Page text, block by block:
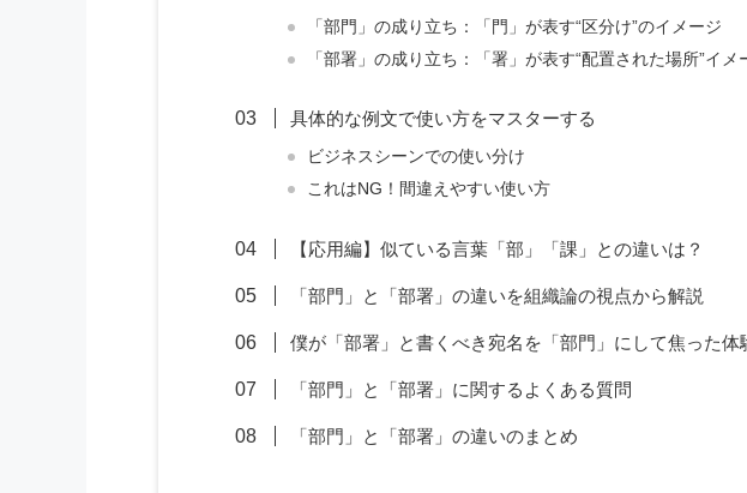
「部門」の成り立ち：「門」が表す“区分け”のイメージ
「部署」の成り立ち：「署」が表す“配置された場所”イメ
具体的な例文で使い方をマスターする
ビジネスシーンでの使い分け
これはNG！間違えやすい使い方
【応用編】似ている言葉「部」「課」との違いは？
「部門」と「部署」の違いを組織論の視点から解説
僕が「部署」と書くべき宛名を「部門」にして焦った体
「部門」と「部署」に関するよくある質問
「部門」と「部署」の違いのまとめ